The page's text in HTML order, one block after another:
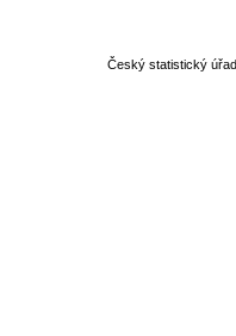
Český statistický